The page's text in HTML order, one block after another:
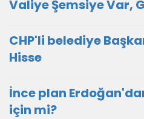
Valiye Şemsiye Var,
CHP'li belediye
Hisse
İnce plan
için mi?